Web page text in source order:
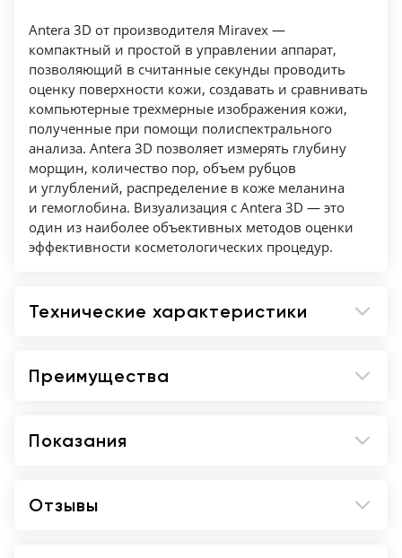
Antera 3D от производителя Miravex —
компактный и простой в управлении аппарат,
позволяющий в считанные секунды проводить
оценку поверхности кожи, создавать и сравнивать
компьютерные трехмерные изображения кожи,
полученные при помощи полиспектрального
анализа. Antera 3D позволяет измерять глубину
морщин, количество пор, объем рубцов
и углублений, распределение в коже меланина
и гемоглобина. Визуализация с Antera 3D — это
один из наиболее объективных методов оценки
эффективности косметологических процедур.
Технические характеристики
Преимущества
Показания
Отзывы